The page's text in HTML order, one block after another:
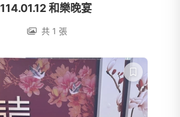
114.01.12 和樂晚宴
共 1 張